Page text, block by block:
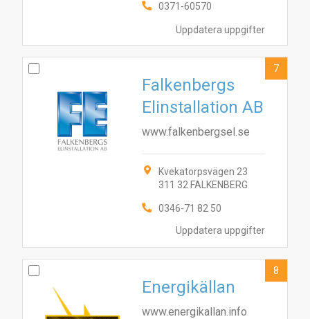
Uppdatera uppgifter
0371-60570
Uppdatera uppgifter
Falkenbergs
Elinstallation AB
www.falkenbergsel.se
Kvekatorpsvägen 23
311 32 FALKENBERG
0346-71 82 50
7
Energikällan
www.energikallan.info
8